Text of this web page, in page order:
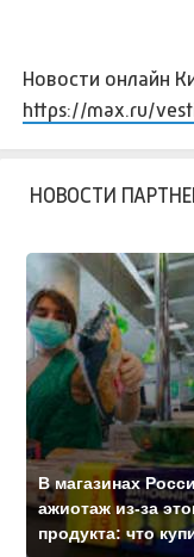
Новости онлайн
https://max.ru/
НОВОСТИ
В магазинах
ажиотаж из-за
продукта: что